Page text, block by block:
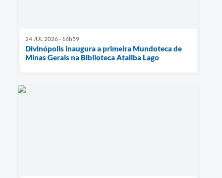
24 JUL 2026 - 16h59
Divinópolis inaugura a primeira Mundoteca de
Minas Gerais na Biblioteca Ataliba Lago